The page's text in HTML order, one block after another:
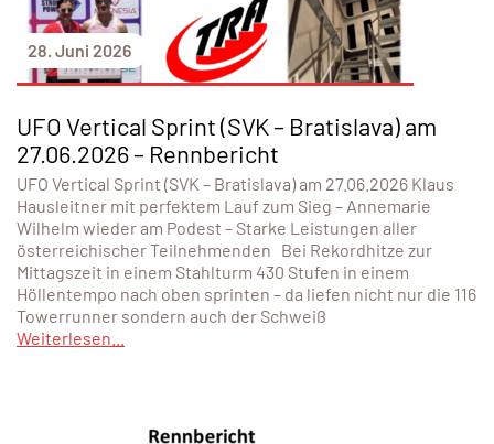
28. Juni 2026
UFO Vertical Sprint (SVK – Bratislava) am
27.06.2026 – Rennbericht
UFO Vertical Sprint (SVK – Bratislava) am 27.06.2026 Klaus
Hausleitner mit perfektem Lauf zum Sieg – Annemarie
Wilhelm wieder am Podest – Starke Leistungen aller
österreichischer Teilnehmenden Bei Rekordhitze zur
Mittagszeit in einem Stahlturm 430 Stufen in einem
Höllentempo nach oben sprinten – da liefen nicht nur die 116
Towerrunner sondern auch der Schweiß
Weiterlesen...